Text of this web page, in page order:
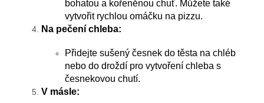
bohatou a kořeněnou chuť. Můžete také
vytvořit rychlou omáčku na pizzu.
Na pečení chleba:
Přidejte sušený česnek do těsta na chléb
nebo do droždí pro vytvoření chleba s
česnekovou chutí.
V másle: